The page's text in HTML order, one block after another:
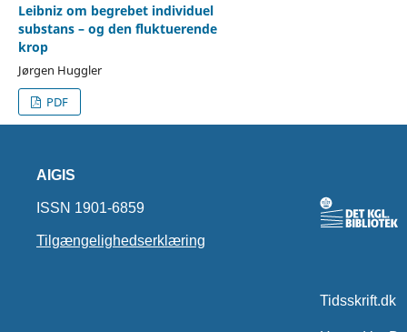
Leibniz om begrebet individuel
substans – og den fluktuerende
krop
Jørgen Huggler
PDF
AIGIS
ISSN 1901-6859
Tilgængelighedserklæring